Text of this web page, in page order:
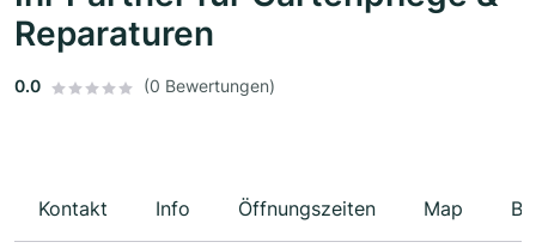
Reparaturen
0.0 (0 Bewertungen)
Kontakt Info Öffnungszeiten Map